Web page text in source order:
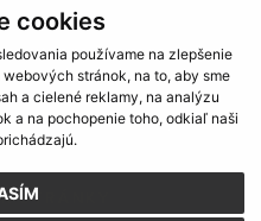
cookies
používame na zlepšenie
stránok, na to, aby sme
a cielené reklamy, na analýzu
a na pochopenie toho, odkiaľ naši
stretáva s liečivou silou
telo aj dušu.
JEDÁLNY LÍSTOK
STRÁNKY